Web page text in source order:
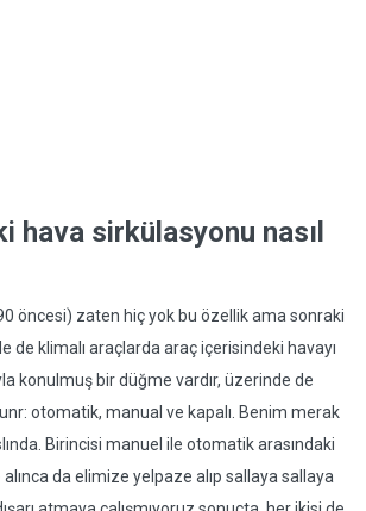
hava sirkülasyonu nasıl
öncesi) zaten hiç yok bu özellik ama sonraki
de klimalı araçlarda araç içerisindeki havayı
konulmuş bir düğme vardır, üzerinde de
otomatik, manual ve kapalı. Benim merak
Birincisi manuel ile otomatik arasındaki
da elimize yelpaze alıp sallaya sallaya